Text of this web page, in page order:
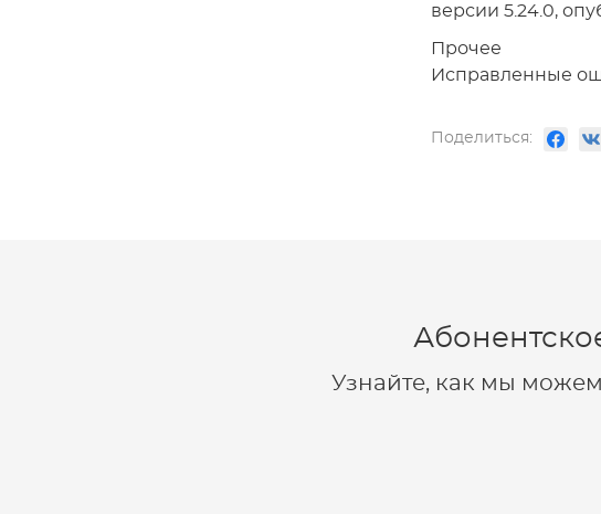
версии 5.24.0,
Прочее
Исправленные
Поделиться:
Узнайте, как мы